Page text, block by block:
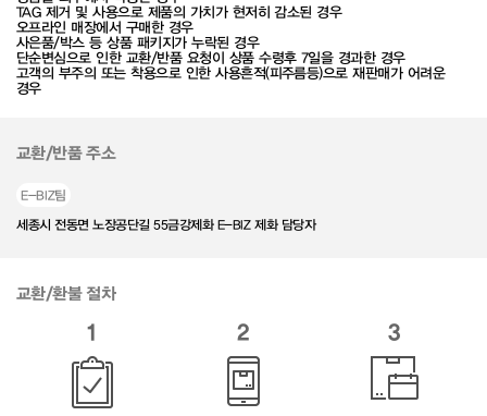
TAG 제거 및 사용으로 제품의 가치가 현저히 감소된 경우
오프라인 매장에서 구매한 경우
사은품/박스 등 상품 패키지가 누락된 경우
단순변심으로 인한 교환/반품 요청이 상품 수령후 7일을 경과한 경우
고객의 부주의 또는 착용으로 인한 사용흔적(피주름등)으로 재판매가 어려운
경우
교환/반품 주소
E-BIZ팀
세종시 전동면 노장공단길 55금강제화 E-BIZ 제화 담당자
교환/환불 절차
1 2 3